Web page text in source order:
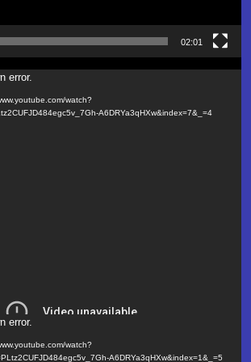
02:01
error.
watch?
A6DRYa3qHXw&index=7&_=4
error.
watch?
A6DRYa3qHXw&index=1&_=5